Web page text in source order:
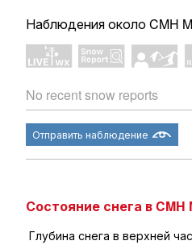
Наблюдения около CMH
No recent snow reports
Отправить наблюдение
Состояние снега в CMH
Глубина снега в верхней